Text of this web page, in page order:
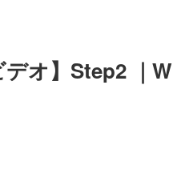
デオ】Step2 ｜